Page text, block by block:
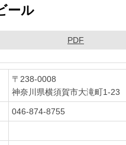
ール
PDF
〒238-0008
神奈川県横須賀市大滝町1-23
046-874-8755